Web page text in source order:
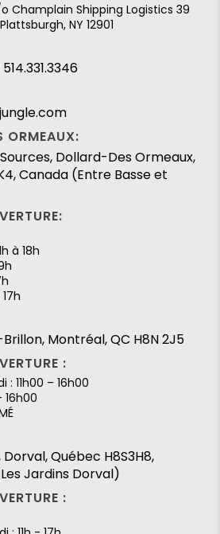
Champlain Shipping Logistics 39
NY 12901
514.331.3346
ORMEAUX:
Dollard-Des Ormeaux,
Canada (Entre Basse et
à 18h
Montréal, QC H8N 2J5
:
: 11h00 – 16h00
16h00
Québec H8S3H8,
Jardins Dorval)
: